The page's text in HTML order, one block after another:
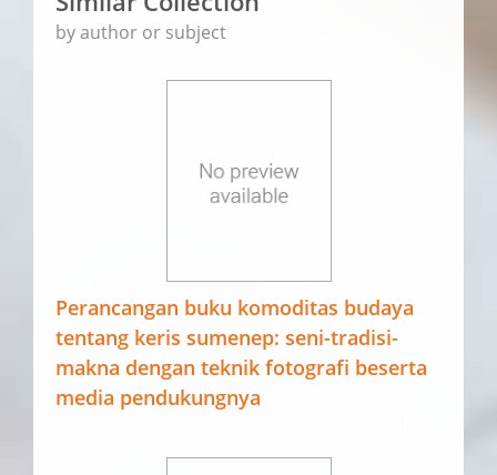
by author or subject
Perancangan buku komoditas budaya
tentang keris sumenep: seni-tradisi-
makna dengan teknik fotografi beserta
media pendukungnya